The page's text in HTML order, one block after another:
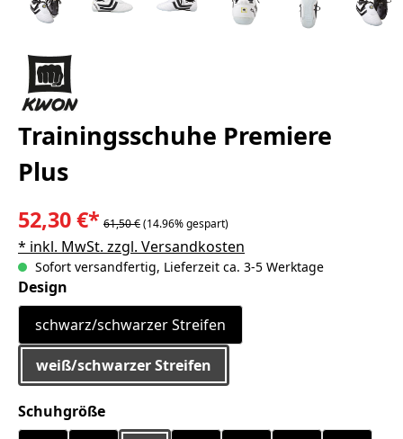
Trainingsschuhe Premiere
Plus
52,30 €* 61,50 €(14.96% gespart)
* inkl. MwSt. zzgl. Versandkosten
Sofort versandfertig, Lieferzeit ca. 3-5 Werktage
Design
schwarz/schwarzer Streifen
weiß/schwarzer Streifen
Schuhgrößeauswählen